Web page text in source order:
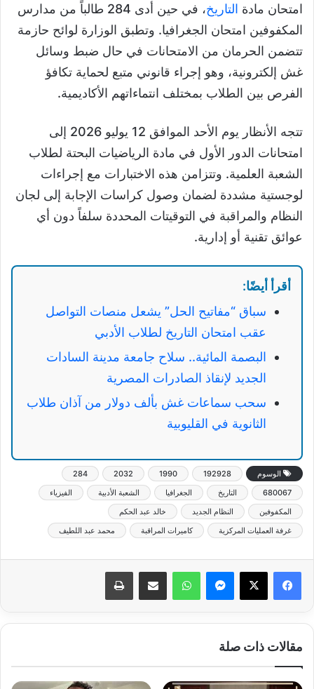
امتحان مادة التاريخ
، في حين أدى 284 طالباً من مدارس
المكفوفين امتحان الجغرافيا. وتطبق الوزارة لوائح حازمة
تتضمن الحرمان من الامتحانات في حال ضبط وسائل
غش إلكترونية، وهو إجراء قانوني متبع لحماية تكافؤ
الفرص بين الطلاب بمختلف انتماءاتهم الأكاديمية.
تتجه الأنظار يوم الأحد الموافق 12 يوليو 2026 إلى
امتحانات الدور الأول في مادة الرياضيات البحتة لطلاب
الشعبة العلمية. وتتزامن هذه الاختبارات مع إجراءات
لوجستية مشددة لضمان وصول كراسات الإجابة إلى لجان
النظام والمراقبة في التوقيتات المحددة سلفاً دون أي
عوائق تقنية أو إدارية.
أقرأ أيضًا:
سباق “مفاتيح الحل” يشعل منصات التواصل
عقب امتحان التاريخ لطلاب الأدبي
البصمة المائية.. سلاح جامعة مدينة السادات
الجديد لإنقاذ الصادرات المصرية
سحب سماعات غش بألف دولار من آذان طلاب
الثانوية في القليوبية
الوسوم 192928
1990
2032
284
680067
التاريخ الجغرافيا الشعبة الأدبية
الفيزياء
المكفوفين
النظام الجديد
خالد عبد الحكم
غرفة العمليات المركزية
كاميرات المراقبة محمد عبد اللطيف
ماسنجر واتساب مشاركة عبر البريد طباعة
مقالات ذات صلة